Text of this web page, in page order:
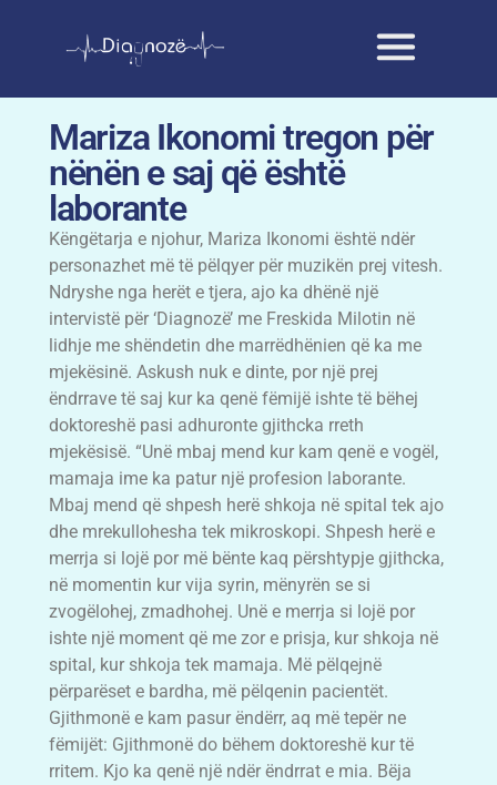
Mariza Ikonomi tregon për
nënën e saj që është
laborante
Këngëtarja e njohur, Mariza Ikonomi është ndër
personazhet më të pëlqyer për muzikën prej vitesh.
Ndryshe nga herët e tjera, ajo ka dhënë një
intervistë për ‘Diagnozë’ me Freskida Milotin në
lidhje me shëndetin dhe marrëdhënien që ka me
mjekësinë. Askush nuk e dinte, por një prej
ëndrrave të saj kur ka qenë fëmijë ishte të bëhej
doktoreshë pasi adhuronte gjithcka rreth
mjekësisë. “Unë mbaj mend kur kam qenë e vogël,
mamaja ime ka patur një profesion laborante.
Mbaj mend që shpesh herë shkoja në spital tek ajo
dhe mrekullohesha tek mikroskopi. Shpesh herë e
merrja si lojë por më bënte kaq përshtypje gjithcka,
në momentin kur vija syrin, mënyrën se si
zvogëlohej, zmadhohej. Unë e merrja si lojë por
ishte një moment që me zor e prisja, kur shkoja në
spital, kur shkoja tek mamaja. Më pëlqejnë
përparëset e bardha, më pëlqenin pacientët.
Gjithmonë e kam pasur ëndërr, aq më tepër ne
fëmijët: Gjithmonë do bëhem doktoreshë kur të
rritem. Kjo ka qenë një ndër ëndrrat e mia. Bëja